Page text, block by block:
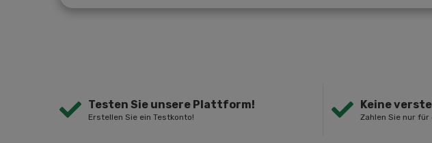
Testen Sie unsere Plattform!
Erstellen Sie ein Testkonto!
Keine
Zahlen Sie nur für